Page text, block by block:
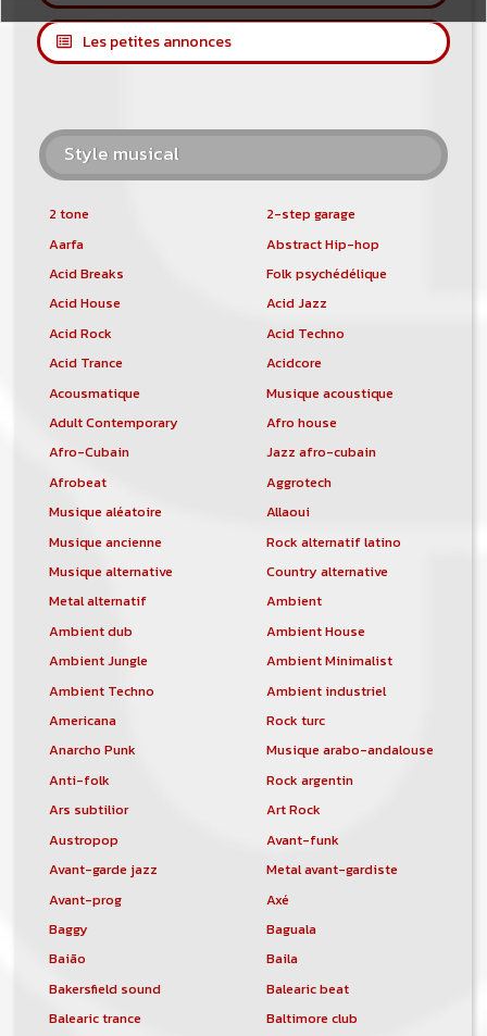
Les petites annonces
Style musical
2 tone
2-step garage
Aarfa
Abstract Hip-hop
Acid Breaks
Folk psychédélique
Acid House
Acid Jazz
Acid Rock
Acid Techno
Acid Trance
Acidcore
Acousmatique
Musique acoustique
Adult Contemporary
Afro house
Afro-Cubain
Jazz afro-cubain
Afrobeat
Aggrotech
Musique aléatoire
Allaoui
Musique ancienne
Rock alternatif latino
Musique alternative
Country alternative
Metal alternatif
Ambient
Ambient dub
Ambient House
Ambient Jungle
Ambient Minimalist
Ambient Techno
Ambient industriel
Americana
Rock turc
Anarcho Punk
Musique arabo-andalouse
Anti-folk
Rock argentin
Ars subtilior
Art Rock
Austropop
Avant-funk
Avant-garde jazz
Metal avant-gardiste
Avant-prog
Axé
Baggy
Baguala
Baião
Baila
Bakersfield sound
Balearic beat
Balearic trance
Baltimore club